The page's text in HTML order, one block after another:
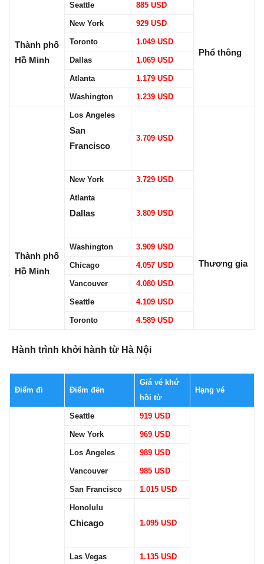
Thành phố
Hồ Minh
Phổ thông
Seattle 885 USD
New York 929 USD
Toronto 1.049 USD
Dallas 1.069 USD
Atlanta 1.179 USD
Washington 1.239 USD
Thành phố
Hồ Minh
Los Angeles
San
Francisco
3.709 USD
Thương gia
New York 3.729 USD
Atlanta
Dallas 3.809 USD
Washington 3.909 USD
Chicago 4.057 USD
Vancouver 4.080 USD
Seattle 4.109 USD
Toronto 4.589 USD
Hành trình khởi hành từ Hà Nội
Điểm đi Điểm đến
Giá vé khứ
hồi từ
Hạng vé
Seattle 919 USD
New York 969 USD
Los Angeles 989 USD
Vancouver 985 USD
San Francisco 1.015 USD
Honolulu
Chicago 1.095 USD
Las Vegas 1.135 USD